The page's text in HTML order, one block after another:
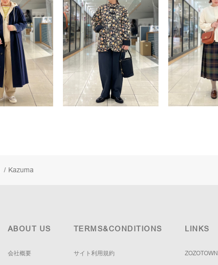
/ Kazuma
ABOUT US
会社概要
TERMS&CONDITIONS
サイト利用規約
LINKS
ZOZOTOWN